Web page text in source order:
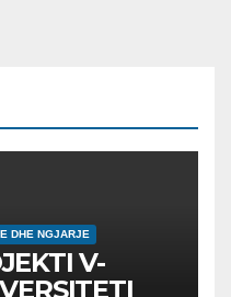
DHE NGJARJE
V-